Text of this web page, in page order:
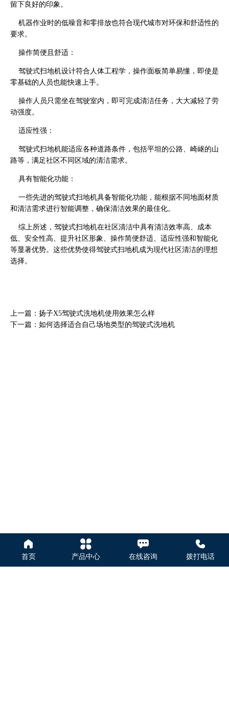
留下良好的印象。
机器作业时的低噪音和零排放也符合现代城市对环保和舒适性的
要求。
操作简便且舒适：
驾驶式扫地机设计符合人体工程学，操作面板简单易懂，即使是
零基础的人员也能快速上手。
操作人员只需坐在驾驶室内，即可完成清洁任务，大大减轻了劳
动强度。
适应性强：
驾驶式扫地机能适应各种道路条件，包括平坦的公路、崎岖的山
路等，满足社区不同区域的清洁需求。
具有智能化功能：
一些先进的驾驶式扫地机具备智能化功能，能根据不同地面材质
和清洁需求进行智能调整，确保清洁效果的最佳化。
综上所述，驾驶式扫地机在社区清洁中具有清洁效率高、成本
低、安全性高、提升社区形象、操作简便舒适、适应性强和智能化
等显著优势。这些优势使得驾驶式扫地机成为现代社区清洁的理想
选择。
上一篇：扬子X5驾驶式洗地机使用效果怎么样
下一篇：如何选择适合自己场地类型的驾驶式洗地机

首页

产品中心

在线咨询

拨打电话